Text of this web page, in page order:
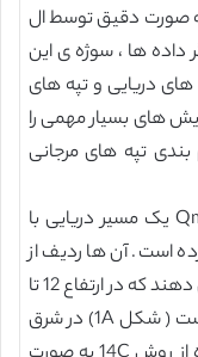
صورت دقیق توسط ال
ها ، سوژه ی این
دریایی و تپه های
های بسیار مهمی را
تپه های مرجانی
بر اساس وینز و همکارانش، واحد های Qmy یک مسیر دریایی با
تا 20 متر ایجاد کرده است. آن ها ردیف از
صخره ها را به رسوب های دریایی نسبت می دهند که در ارتفاع 12 تا
15 متر نزدیک به راس الجیبش ایجاد شده است ( شکل 1A) در شرق